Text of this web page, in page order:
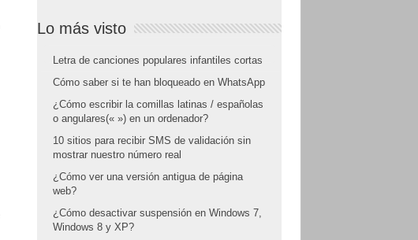
Lo más visto
Letra de canciones populares infantiles cortas
Cómo saber si te han bloqueado en WhatsApp
¿Cómo escribir la comillas latinas / españolas
o angulares(« ») en un ordenador?
10 sitios para recibir SMS de validación sin
mostrar nuestro número real
¿Cómo ver una versión antigua de página
web?
¿Cómo desactivar suspensión en Windows 7,
Windows 8 y XP?